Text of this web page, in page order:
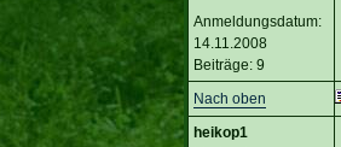
Anmeldungsdatum:
14.11.2008
Beiträge: 9
Nach oben
heikop1